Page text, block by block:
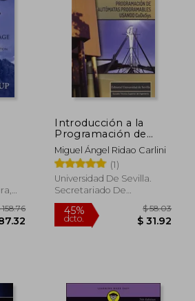
$ 54.31
40%
dcto.
Introducción a la
Programación de
Autómatas
Programables
Usando Codesys
Miguel Ángel Ridao Carlini
(1)
Universidad De Sevilla.
Secretariado De
Publicaciones, 2016, 1
Edición, Tapa Blanda,
Nuevo